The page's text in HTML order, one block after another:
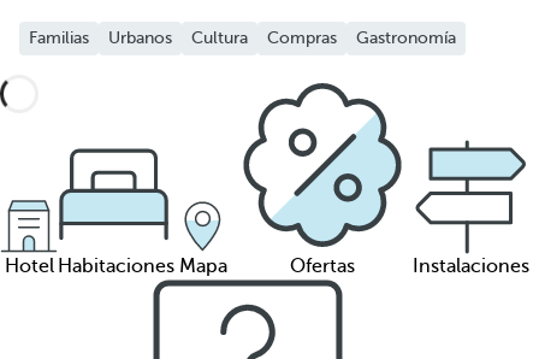
Familias Urbanos Cultura Compras Gastronomía
Hotel Habitaciones Mapa Ofertas Instalaciones